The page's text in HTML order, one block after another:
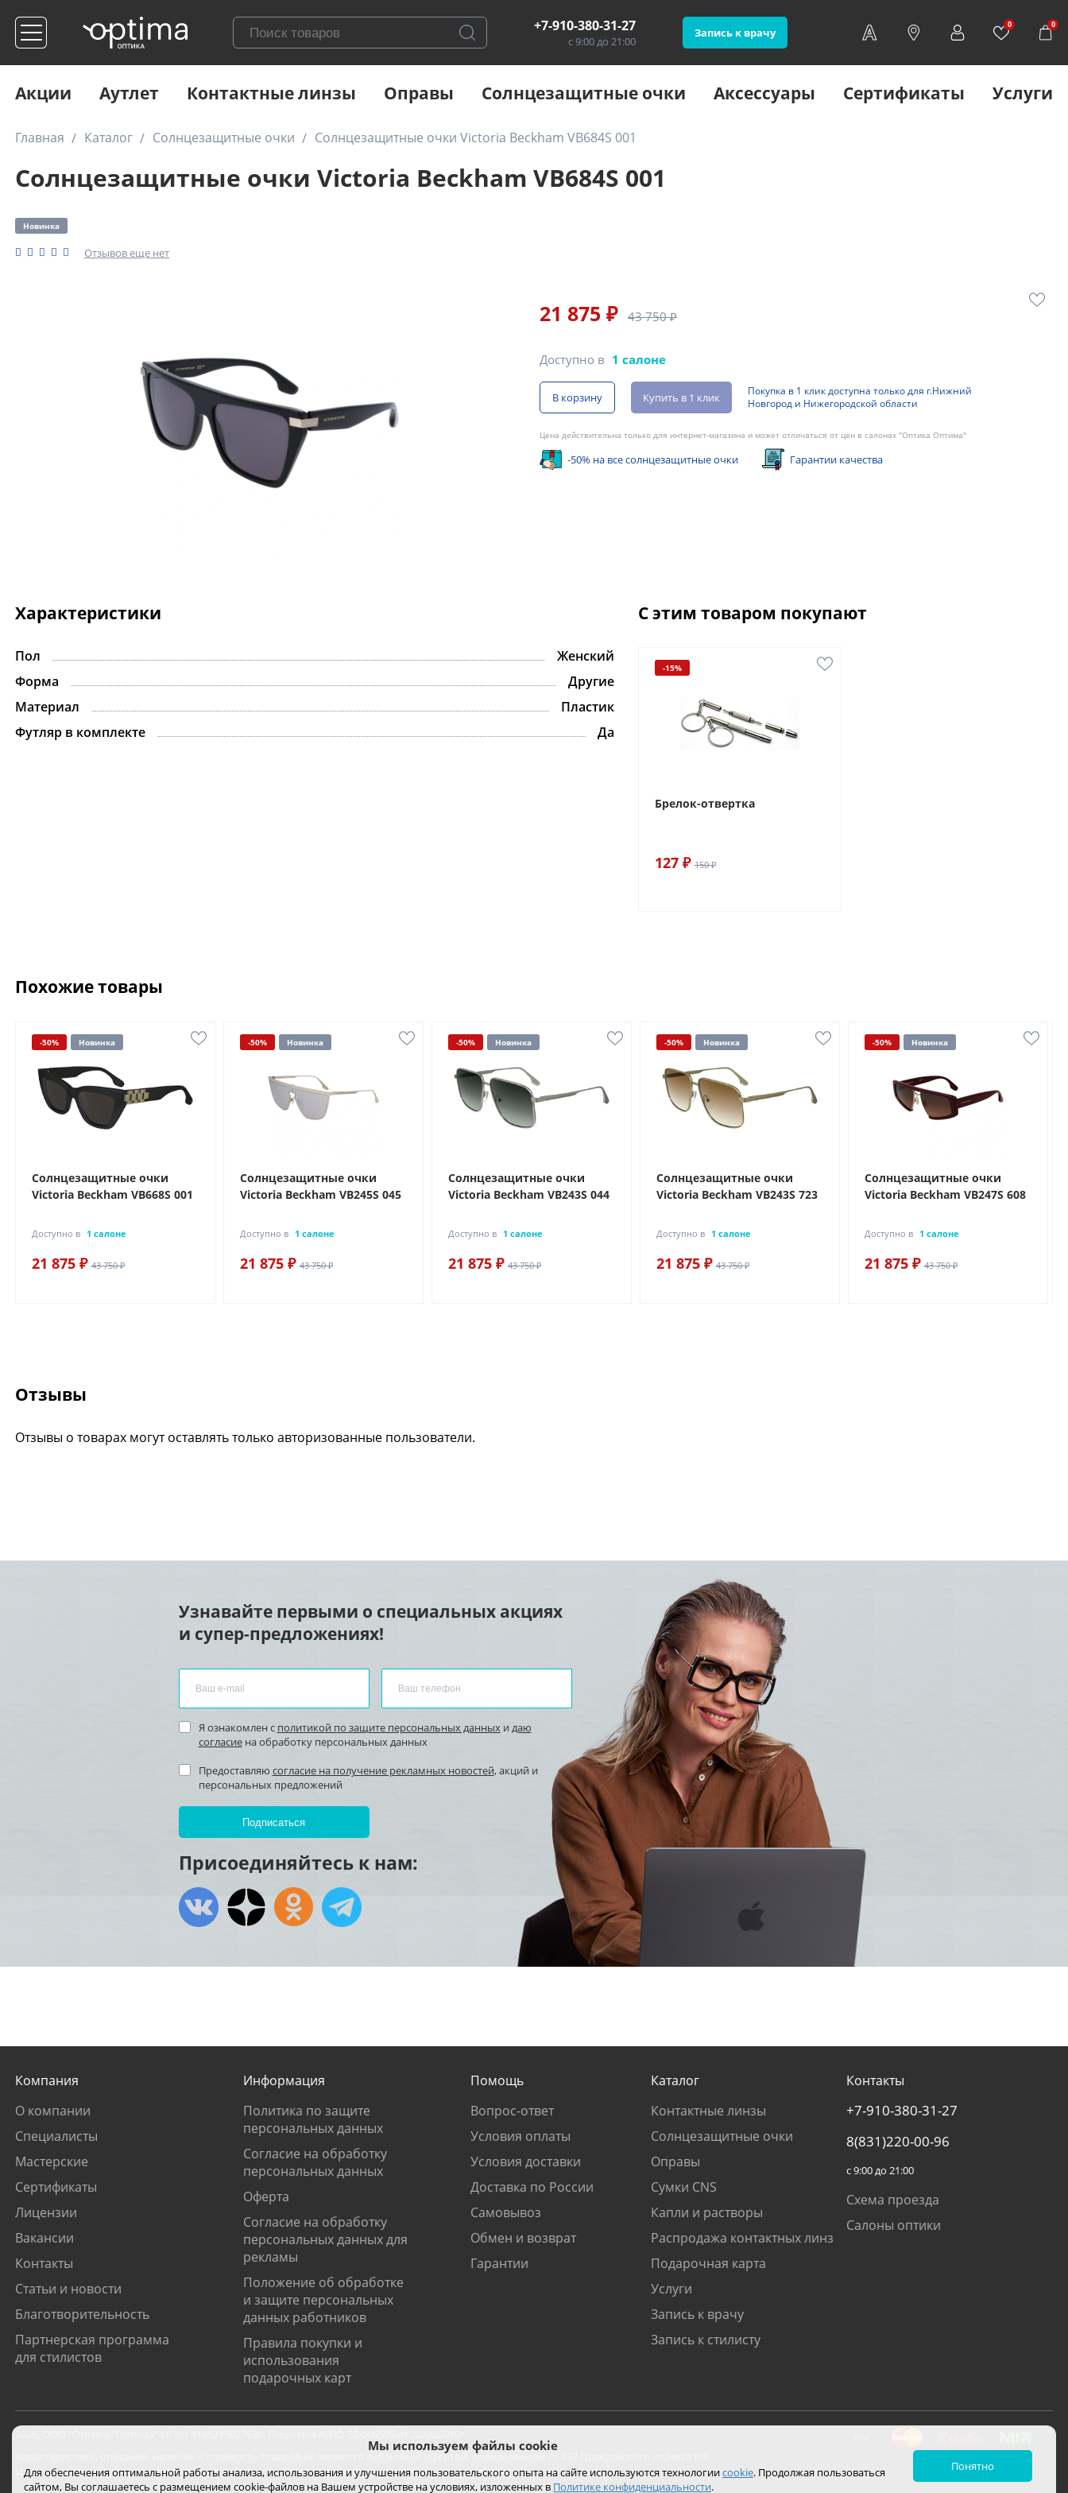
+7-910-380-31-27
с 9:00 до 21:00
Запись к врачу
0 0
Акции Аутлет Контактные линзы Оправы Солнцезащитные очки Аксессуары Сертификаты Услуги
Главная Каталог Солнцезащитные очки Солнцезащитные очки Victoria Beckham VB684S 001
Солнцезащитные очки Victoria Beckham VB684S 001
Новинка
Отзывов еще нет
21 875 ₽ 43 750 ₽
Доступно в 1 салоне
В корзину Купить в 1 клик
Покупка в 1 клик доступна только для г.Нижний
Новгород и Нижегородской области
Цена действительна только для интернет-магазина и может отличаться от цен в салонах "Оптика Оптима"
-50% на все солнцезащитные очки Гарантии качества
Характеристики
Пол
Женский
Форма
Другие
Материал
Пластик
Футляр в комплекте
Да
С этим товаром покупают
-15%
Брелок-отвертка
127 ₽ 150 ₽
Похожие товары
-50% Новинка
Солнцезащитные очки
Victoria Beckham VB668S 001
Доступно в 1 салоне
21 875 ₽ 43 750 ₽
-50% Новинка
Солнцезащитные очки
Victoria Beckham VB245S 045
Доступно в 1 салоне
21 875 ₽ 43 750 ₽
-50% Новинка
Солнцезащитные очки
Victoria Beckham VB243S 044
Доступно в 1 салоне
21 875 ₽ 43 750 ₽
-50% Новинка
Солнцезащитные очки
Victoria Beckham VB243S 723
Доступно в 1 салоне
21 875 ₽ 43 750 ₽
-50% Новинка
Солнцезащитные очки
Victoria Beckham VB247S 608
Доступно в 1 салоне
21 875 ₽ 43 750 ₽
Отзывы
Отзывы о товарах могут оставлять только авторизованные пользователи.
Узнавайте первыми о специальных акциях
и супер-предложениях!
Я ознакомлен с политикой по защите персональных данных и даю
согласиена обработку персональных данных
Предоставляю согласие на получение рекламных новостей, акций и
персональных предложений
Присоединяйтесь к нам:
Компания
О компании
Специалисты
Мастерские
Сертификаты
Лицензии
Вакансии
Контакты
Статьи и новости
Благотворительность
Партнерская программа
для стилистов
Информация
Политика по защите
персональных данных
Согласие на обработку
персональных данных
Оферта
Согласие на обработку
персональных данных для
рекламы
Положение об обработке
и защите персональных
данных работников
Правила покупки и
использования
подарочных карт
Помощь
Вопрос-ответ
Условия оплаты
Условия доставки
Доставка по России
Самовывоз
Обмен и возврат
Гарантии
Каталог
Контактные линзы
Солнцезащитные очки
Оправы
Сумки CNS
Капли и растворы
Распродажа контактных линз
Подарочная карта
Услуги
Запись к врачу
Запись к стилисту
Контакты
+7-910-380-31-27
8(831)220-00-96
с 9:00 до 21:00
Схема проезда
Салоны оптики
Характеристики, описание, наличие и стоимость товаров не являются публичной офертой, определяемой ст. 437 Гражданского кодекса РФ.
Цены на сайте могут отличаться от цен в салонах и действуют только при покупке с помощью сайта.
Мы используем файлы cookie
Для обеспечения оптимальной работы анализа, использования и улучшения пользовательского опыта на сайте используются технологииcookie. Продолжая пользоваться
сайтом, Вы соглашаетесь с размещением cookie-файлов на Вашем устройстве на условиях, изложенных в Политике конфиденциальности.
Понятно